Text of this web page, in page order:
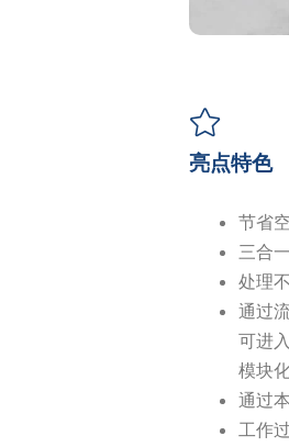
亮点特色
节省
三合
处理
通过
可进
模块
通过
工作